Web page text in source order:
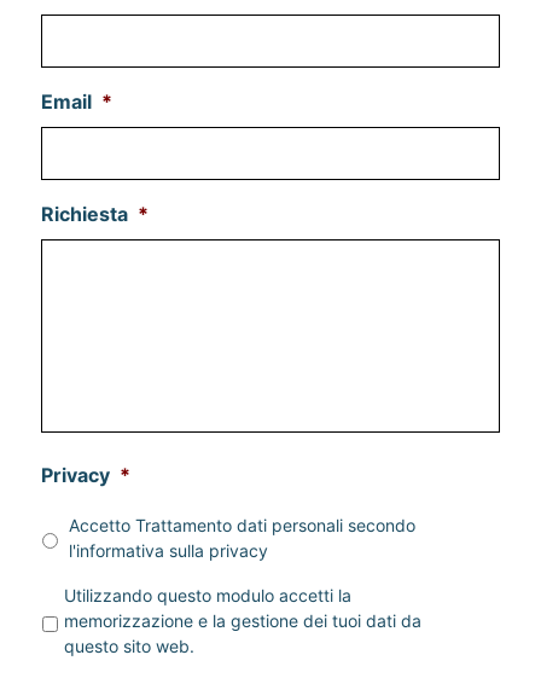
Email *
Richiesta *
Privacy *
Accetto Trattamento dati personali secondo
l'informativa sulla privacy
r
Utilizzando questo modulo accetti la
memorizzazione e la gestione dei tuoi dati da
questo sito web.